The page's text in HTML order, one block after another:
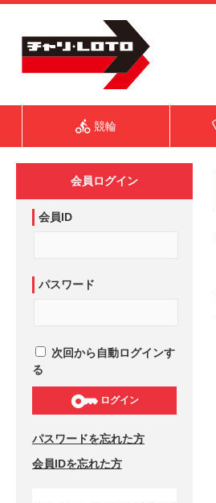
競輪
会員ログイン
会員ID
パスワード
次回から自動ログインす
る
ログイン
パスワードを忘れた方
会員IDを忘れた方